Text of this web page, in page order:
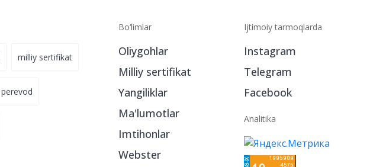
milliy sertifikat
perevod
Bo‘limlar
Oliygohlar
Milliy sertifikat
Yangiliklar
Ma'lumotlar
Imtihonlar
Webster
Ijtimoiy tarmoqlarda
Instagram
Telegram
Facebook
Analitika